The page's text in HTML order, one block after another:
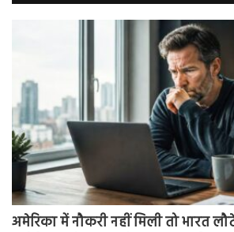
अमेरिका में नौकरी नहीं मिली तो भारत